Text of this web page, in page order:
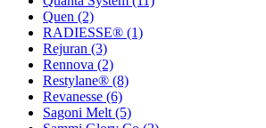
Quen (2)
RADIESSE® (1)
Rejuran (3)
Rennova (2)
Restylane® (8)
Revanesse (6)
Sagoni Melt (5)